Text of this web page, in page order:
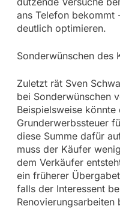
ans Telefon bekommt
deutlich optimieren.
Sonderwünschen des
Zuletzt rät Sven
bei Sonderwünschen
Beispielsweise
Grunderwerbssteuer
diese Summe dafür
muss der Käufer
dem Verkäufer
ein früherer
falls der Interessent
Renovierungsarbeiten